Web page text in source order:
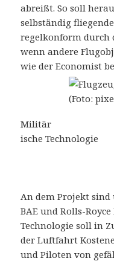
abreißt. So soll
selbständig
regelkonform durch
wenn andere
wie der Economist
Militär
ische Technologie
An dem Projekt
BAE und Rolls-
Technologie soll in
der Luftfahrt
und Piloten von